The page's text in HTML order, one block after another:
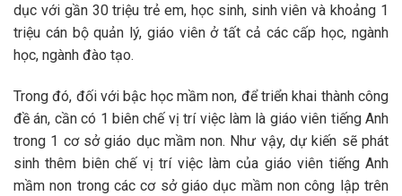
dục với gần 30 triệu trẻ em, học sinh, sinh viên và khoảng 1
triệu cán bộ quản lý, giáo viên ở tất cả các cấp học, ngành
học, ngành đào tạo.
Trong đó, đối với bậc học mầm non, để triển khai thành công
đề án, cần có 1 biên chế vị trí việc làm là giáo viên tiếng Anh
trong 1 cơ sở giáo dục mầm non. Như vậy, dự kiến sẽ phát
sinh thêm biên chế vị trí việc làm của giáo viên tiếng Anh
mầm non trong các cơ sở giáo dục mầm non công lập trên